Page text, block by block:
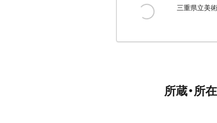
三重県立美
所蔵・所在